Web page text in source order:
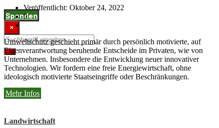
Spenden
×
Veröffentlicht: Oktober 24, 2022
0
Umweltschutz geschieht primär durch persönlich motivierte, auf
Eigenverantwortung beruhende Entscheide im Privaten, wie von
Unternehmen. Insbesondere die Entwicklung neuer innovativer
Technologien. Wir fordern eine freie Energiewirtschaft, ohne
ideologisch motivierte Staatseingriffe oder Beschränkungen.
Mehr Infos
Landwirtschaft